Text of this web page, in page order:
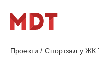
Проекти / Спортзал у ЖК